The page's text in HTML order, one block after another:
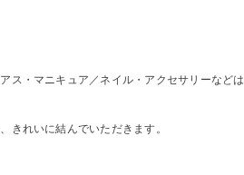
ス・マニキュア／ネイル・アクセサリーなどは
きれいに結んでいただきます。